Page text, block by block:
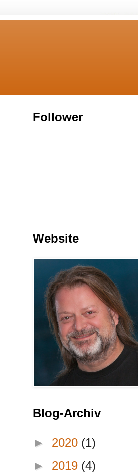
Follower
Website
Blog-Archiv
► 2020 (1)
► 2019 (4)